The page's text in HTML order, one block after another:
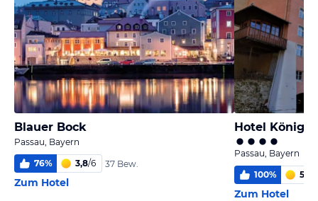
Blauer Bock
Passau, Bayern
76% 3,8/6 37 Bew.
Zum Hotel
Hotel König
Passau, Bayern
100% 5,8
Zum Hotel